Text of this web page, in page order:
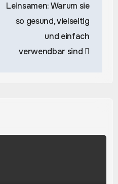
Leinsamen: Warum sie
so gesund, vielseitig
und einfach
verwendbar sind